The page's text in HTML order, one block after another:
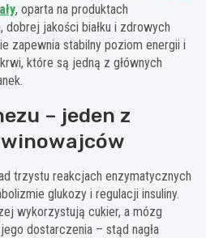
, oparta na produktach
dobrej jakości białku i zdrowych
zapewnia stabilny poziom energii i
które są jedną z głównych
– jeden z
trzystu reakcjach enzymatycznych
glukozy i regulacji insuliny.
wykorzystują cukier, a mózg
dostarczenia – stąd nagła